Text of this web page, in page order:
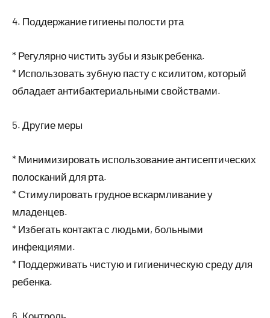
4. Поддержание гигиены полости рта
* Регулярно чистить зубы и язык ребенка.
* Использовать зубную пасту с ксилитом, который
обладает антибактериальными свойствами.
5. Другие меры
* Минимизировать использование антисептических
полосканий для рта.
* Стимулировать грудное вскармливание у
младенцев.
* Избегать контакта с людьми, больными
инфекциями.
* Поддерживать чистую и гигиеническую среду для
ребенка.